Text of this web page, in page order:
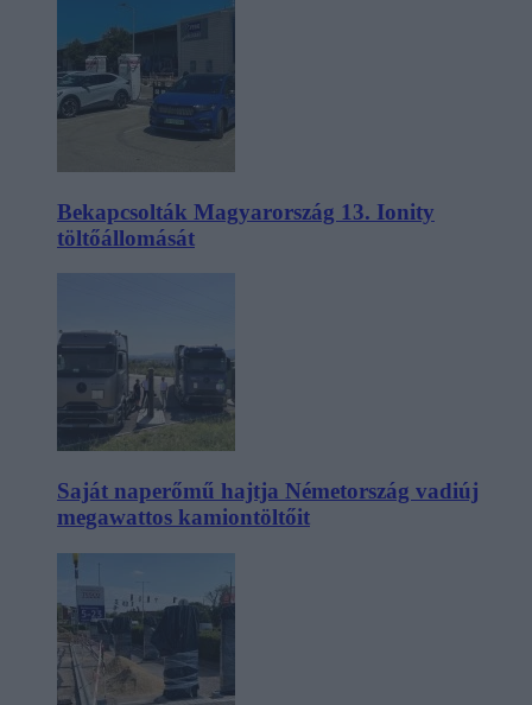
Bekapcsolták Magyarország 13. Ionity
töltőállomását
Saját naperőmű hajtja Németország vadiúj
megawattos kamiontöltőit